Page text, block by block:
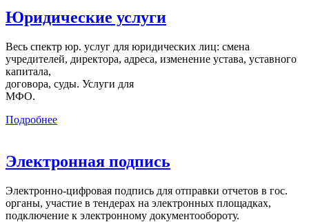
Юридические услуги
Весь спектр юр. услуг для юридических лиц: смена
учредителей, директора, адреса, изменение устава, уставного
капитала,
договора, суды. Услуги для
МФО.
Подробнее
Электронная подпись
Электронно-цифровая подпись для отправки отчетов в гос.
органы, участие в тендерах на электронных площадках,
подключение к электронному документообороту.